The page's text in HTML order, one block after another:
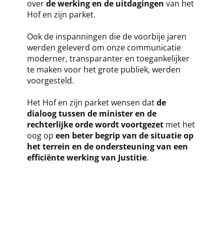
overde werking en de uitdagingen van het
Hof en zijn parket.
Ook de inspanningen die de voorbije jaren
werden geleverd om onze communicatie
moderner, transparanter en toegankelijker
te maken voor het grote publiek, werden
voorgesteld.
Het Hof en zijn parket wensen datde
dialoog tussen de minister en de
rechterlijke orde wordt voortgezet met het
oog op een beter begrip van de situatie op
het terrein en de ondersteuning van een
efficiënte werking van Justitie.